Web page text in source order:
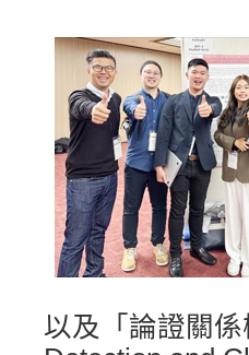
以及「論證關